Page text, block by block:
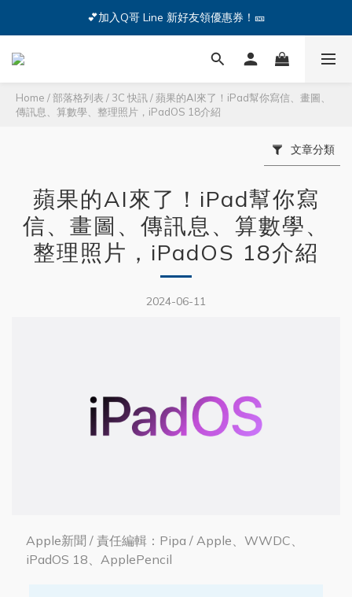
🔥iPhone 17 全系列熱銷中🔥點我購買 — !
💕加入Q哥 Line 新好友領優惠券！🎫
🔥iPhone 17 全系列熱銷中🔥點我購買 — !
Home /部落格列表 / 3C 快訊/蘋果的AI來了！iPad幫你寫信、畫圖、
傳訊息、算數學、整理照片，iPadOS 18介紹
文章分類
蘋果的AI來了！iPad幫你寫
信、畫圖、傳訊息、算數學、
整理照片，iPadOS 18介紹
2024-06-11
Apple新聞 / 責任編輯：Pipa / Apple、WWDC、
iPadOS 18、ApplePencil